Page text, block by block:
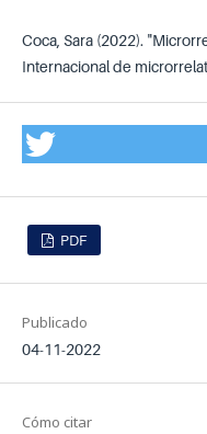
Coca, Sara (2022).
Internacional de
PDF
Publicado
04-11-2022
Cómo citar